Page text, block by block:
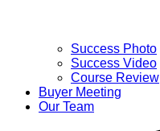
Success Photo
Success Video
Course Review
Buyer Meeting
Our Team